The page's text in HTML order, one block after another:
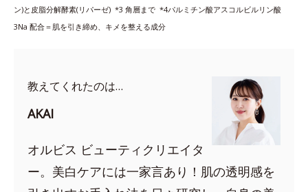
ン)と皮脂分解酵素(リパーゼ) *3 角層まで *4パルミチン酸アスコルビルリン酸
3Na 配合＝肌を引き締め、キメを整える成分
教えてくれたのは…
AKAI
オルビス ビューティクリエイタ
ー。美白ケアには一家言あり！肌の透明感を